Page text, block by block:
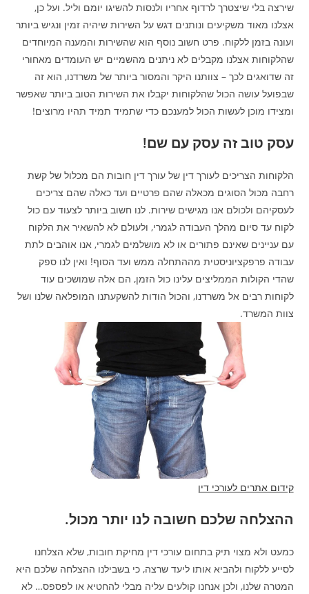
שירצה בלי שיצטרך לרדוף אחריו ולנסות להשיגו יומם וליל. ועל כן,
אצלנו מאוד משקיעים ונותנים דגש על השירות שיהיה זמין ונגיש ביותר
ועונה בזמן ללקוח. פרט חשוב נוסף הוא שהשירות והמענה המיוחדים
שהלקוחות אצלנו מקבלים לא ניתנים מהשמיים יש העומדים מאחורי
זה שדואגים לכך – צוותנו היקר והמסור ביותר של משרדנו, הוא זה
שבפועל עושה הכול שהלקוחות יקבלו את השירות הטוב ביותר שאפשר
ומצידו מוכן לעשות הכול למענכם כדי שתמיד תמיד תהיו מרוצים!
עסק טוב זה עסק עם שם!
הלקוחות הצריכים לעורך דין של עורך דין חובות הם מכלול של קשת
רחבה מכול הסוגים מכאלה שהם פרטיים ועד כאלה שהם צריכים
לעסקיהם ולכולם אנו מגישים שירות. לנו חשוב ביותר לצעוד עם כול
לקוח עד סיום מהלך העבודה לגמרי, ולעולם לא להשאיר את הלקוח
עם עניינים שאינם פתורים או לא מושלמים לגמרי, אנו אוהבים לתת
עבודה פרפקציוניסטית מההתחלה ממש ועד הסוף! ואין לנו ספק
שהדי הקולות הממליצים עלינו כול הזמן, הם אלה שמושכים עוד
לקוחות רבים אל משרדנו, והכול הודות להשקעתנו המופלאה שלנו ושל
צוות המשרד.
קידום אתרים לעורכי דין
ההצלחה שלכם חשובה לנו יותר מכול.
כמעט ולא מצוי תיק בתחום עורכי דין מחיקת חובות, שלא הצלחנו
לסייע ללקוח ולהביא אותו ליעד שרצה, כי בשבילנו ההצלחה שלכם היא
המטרה שלנו, ולכן אנחנו קולעים עליה מבלי להחטיא או לפספס… לא